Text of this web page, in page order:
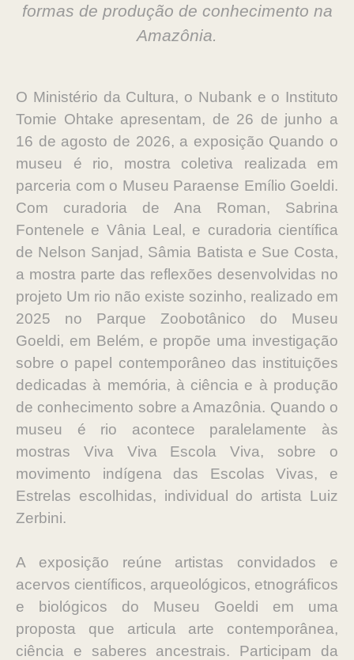
formas de produção de conhecimento na
Amazônia.
O Ministério da Cultura, o Nubank e o Instituto
Tomie Ohtake apresentam, de 26 de junho a
16 de agosto de 2026, a exposição Quando o
museu é rio, mostra coletiva realizada em
parceria com o Museu Paraense Emílio Goeldi.
Com curadoria de Ana Roman, Sabrina
Fontenele e Vânia Leal, e curadoria científica
de Nelson Sanjad, Sâmia Batista e Sue Costa,
a mostra parte das reflexões desenvolvidas no
projeto Um rio não existe sozinho, realizado em
2025 no Parque Zoobotânico do Museu
Goeldi, em Belém, e propõe uma investigação
sobre o papel contemporâneo das instituições
dedicadas à memória, à ciência e à produção
de conhecimento sobre a Amazônia. Quando o
museu é rio acontece paralelamente às
mostras Viva Viva Escola Viva, sobre o
movimento indígena das Escolas Vivas, e
Estrelas escolhidas, individual do artista Luiz
Zerbini.
A exposição reúne artistas convidados e
acervos científicos, arqueológicos, etnográficos
e biológicos do Museu Goeldi em uma
proposta que articula arte contemporânea,
ciência e saberes ancestrais. Participam da